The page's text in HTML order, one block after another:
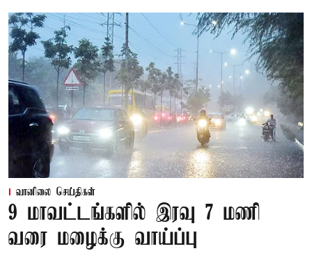
வானிலை செய்திகள்
9 மாவட்டங்களில் இரவு 7 மணி
வரை மழைக்கு வாய்ப்பு